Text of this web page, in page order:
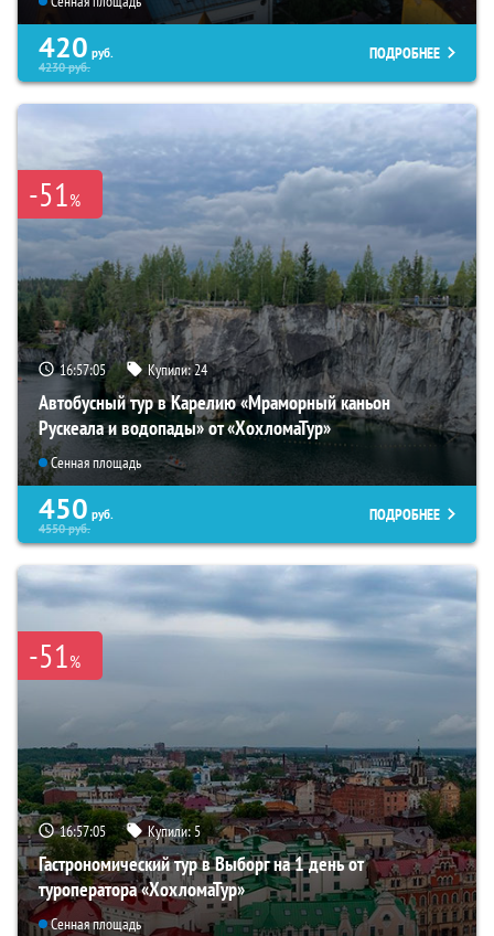
420 руб.
4230руб.
ПОДРОБНЕЕ
-51%
16:57:04 Купили:24
Автобусный тур в Карелию «Мраморный каньон
Рускеала и водопады» от «ХохломаТур»
Сенная площадь
450 руб.
4550руб.
ПОДРОБНЕЕ
-51%
16:57:04 Купили:5
Гастрономический тур в Выборг на 1 день от
туроператора «ХохломаТур»
Сенная площадь